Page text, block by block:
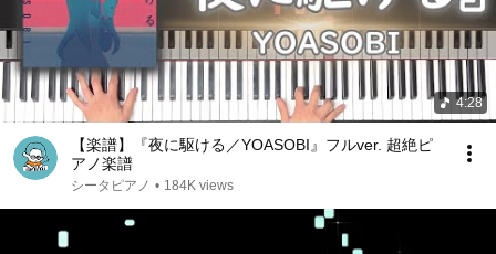
4:28
【楽譜】『夜に駆ける／YOASOBI』フルver. 超絶ピ
アノ楽譜
シータピアノ • 184K views